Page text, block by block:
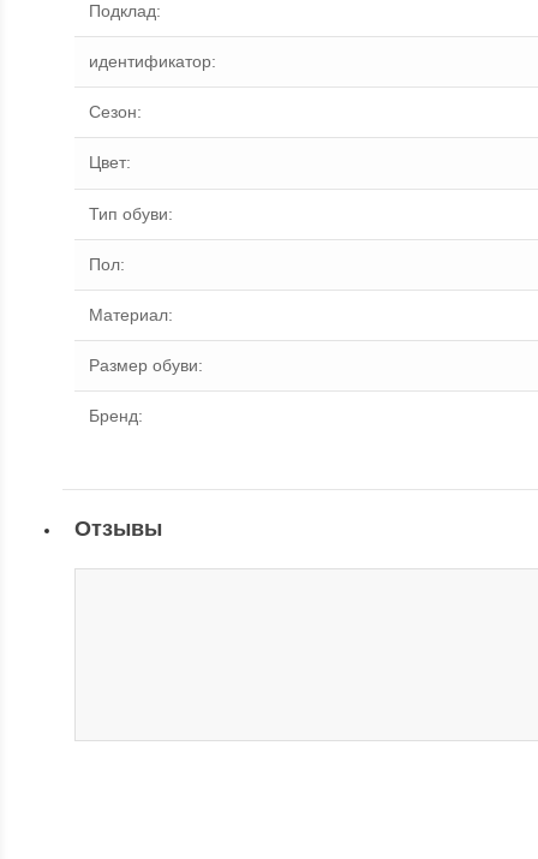
Подклад:
идентификатор:
Сезон:
Цвет:
Тип обуви:
Пол:
Материал:
Размер обуви:
Бренд:
Отзывы